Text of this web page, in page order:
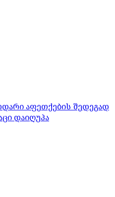
აფეთქების შედეგად
დაიღუპა